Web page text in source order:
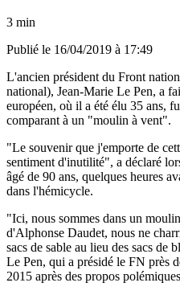
3 min
Publié le 16/04/2019 à 17:49
L'ancien président du Front
national), Jean-Marie Le Pen, a
européen, où il a été élu 35 ans,
comparant à un "moulin à vent".
"Le souvenir que j'emporte de
sentiment d'inutilité", a déclaré
âgé de 90 ans, quelques heures
dans l'hémicycle.
"Ici, nous sommes dans un
d'Alphonse Daudet, nous ne
sacs de sable au lieu des sacs
Le Pen, qui a présidé le FN près
2015 après des propos